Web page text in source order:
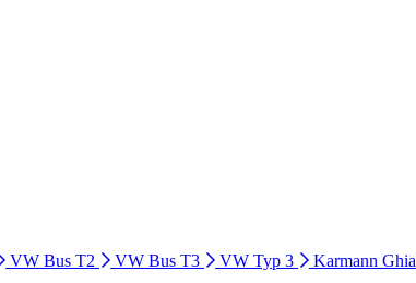
VW Bus T2 VW Bus T3 VW Typ 3 Karmann Ghia